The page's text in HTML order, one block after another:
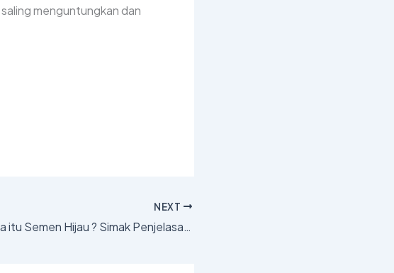
menguntungkan dan
NEXT
Apa itu Semen Hijau ? Simak Penjelasan berikut